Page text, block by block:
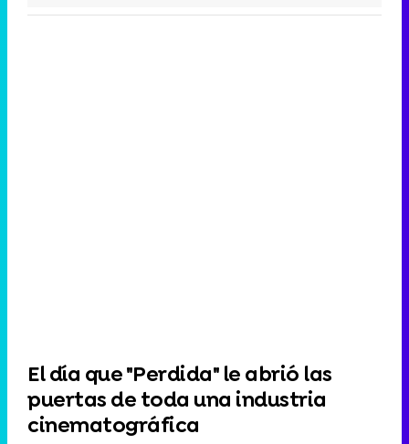
El día que "Perdida" le abrió las
puertas de toda una industria
cinematográfica